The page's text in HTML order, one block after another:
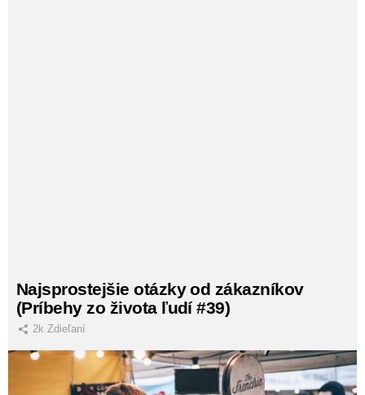
Najsprostejšie otázky od zákazníkov
(Príbehy zo života ľudí #39)
2k Zdieľaní